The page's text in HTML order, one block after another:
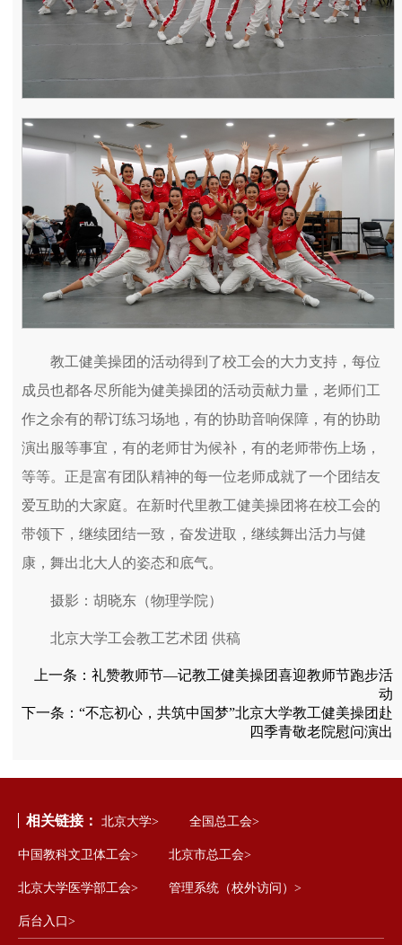
教工健美操团的活动得到了校工会的大力支持，每位
成员也都各尽所能为健美操团的活动贡献力量，老师们工
作之余有的帮订练习场地，有的协助音响保障，有的协助
演出服等事宜，有的老师甘为候补，有的老师带伤上场，
等等。正是富有团队精神的每一位老师成就了一个团结友
爱互助的大家庭。在新时代里教工健美操团将在校工会的
带领下，继续团结一致，奋发进取，继续舞出活力与健
康，舞出北大人的姿态和底气。
摄影：胡晓东（物理学院）
北京大学工会教工艺术团 供稿
上一条： 礼赞教师节—记教工健美操团喜迎教师节跑步活
动
下一条： “不忘初心，共筑中国梦”北京大学教工健美操团赴
四季青敬老院慰问演出
相关链接： 北京大学> 全国总工会>
中国教科文卫体工会> 北京市总工会>
北京大学医学部工会> 管理系统（校外访问）>
后台入口>